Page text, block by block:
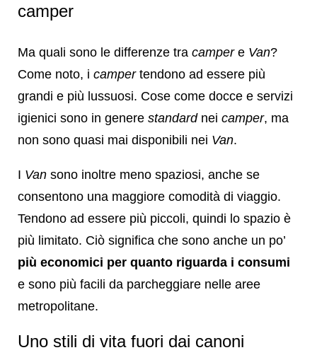
camper
Ma quali sono le differenze tra camper e Van?
Come noto, i camper tendono ad essere più
grandi e più lussuosi. Cose come docce e servizi
igienici sono in genere standard nei camper, ma
non sono quasi mai disponibili nei Van.
I Van sono inoltre meno spaziosi, anche se
consentono una maggiore comodità di viaggio.
Tendono ad essere più piccoli, quindi lo spazio è
più limitato. Ciò significa che sono anche un po’
più economici per quanto riguarda i consumi
e sono più facili da parcheggiare nelle aree
metropolitane.
Uno stili di vita fuori dai canoni